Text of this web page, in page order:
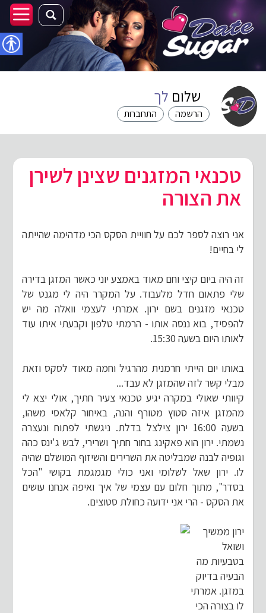
שלום לך
התחברות הרשמה
טכנאי המזגנים שצינן לשירן
את הצורה
אני רוצה לספר לכם על חוויית הסקס הכי מדהימה שהייתה
לי בחיים!
זה היה ביום קיצי וחם מאוד באמצע יוני כאשר המזגן בדירה
שלי פתאום חדל מלעבוד. על המקרר היה לי מגנט של
טכנאי מזגנים בשם ירון. אמרתי לעצמי וואלה מה יש
להפסיד, בוא ננסה אותו - הרמתי טלפון וקבעתי איתו עוד
לאותו היום בשעה 15:30.
באותו יום הייתי חרמנית מהרגיל וחמה מאוד לסקס וזאת
מבלי קשר לזה שהמזגן לא עבד...
קיוותי שאולי במקרה יגיע טכנאי צעיר חתיך, אולי יצא לי
מהמזגן איזה סטוץ מטורף והנה, באיחור קלאסי משהו,
בשעה 16:00 ירון צילצל בדלת. ניגשתי לפתוח ונעצרה
נשמתי. ירון הוא פאקינג בחור חתיך ושרירי, לבש ג'ינס כהה
וגופיה לבנה שמבליטה את השרירים והשיזוף המושלם שהיה
לו. ירון שאל לשלומי ואני כולי מגמגמת בקושי "הכל
בסדר", מתוך חלום עם עצמי של איך ואיפה אנחנו עושים
את הסקס - הרי אני ידועה כחולת סטוצים.
ירון ממשיך
ושואל
בטבעיות מה
הבעיה בדיוק
במזגן. אמרתי
לו בצורה הכי